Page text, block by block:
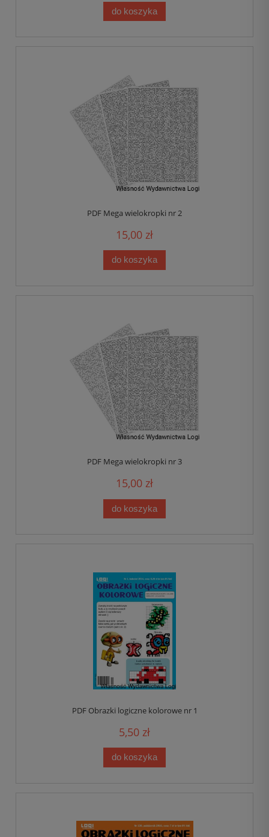
do koszyka
PDF Mega wielokropki nr 2
15,00 zł
do koszyka
PDF Mega wielokropki nr 3
15,00 zł
do koszyka
PDF Obrazki logiczne kolorowe nr 1
5,50 zł
do koszyka